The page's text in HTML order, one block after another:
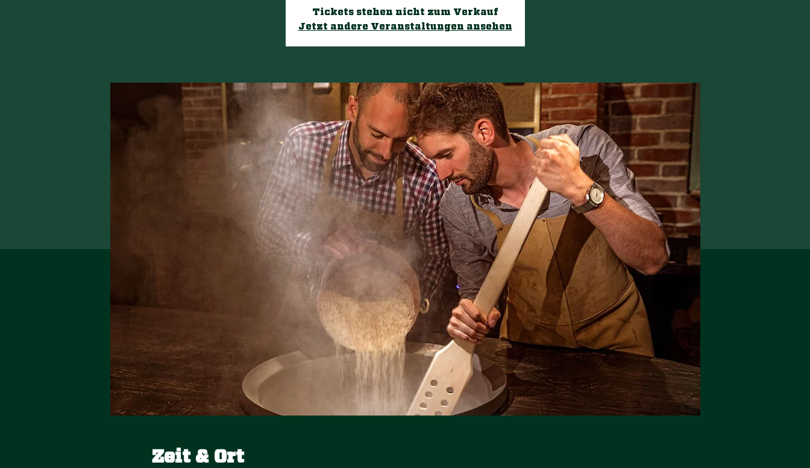
Tickets stehen nicht zum Verkauf
Jetzt andere Veranstaltungen ansehen
Zeit & Ort